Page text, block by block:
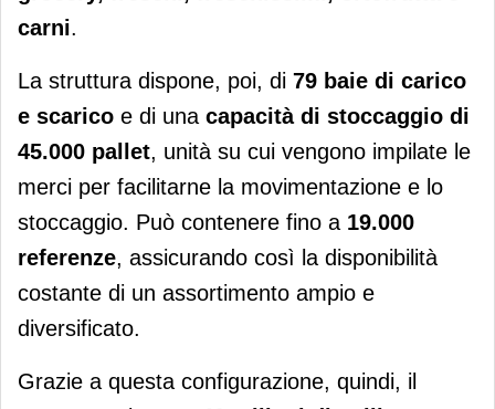
carni.
La struttura dispone, poi, di 79 baie di carico
e scarico e di una capacità di stoccaggio di
45.000 pallet, unità su cui vengono impilate le
merci per facilitarne la movimentazione e lo
stoccaggio. Può contenere fino a 19.000
referenze, assicurando così la disponibilità
costante di un assortimento ampio e
diversificato.
Grazie a questa configurazione, quindi, il